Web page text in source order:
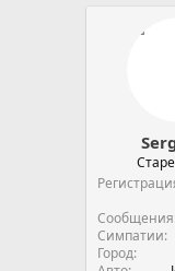
Сообщения
Симпатии
Город